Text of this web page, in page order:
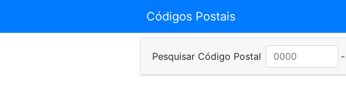
Códigos Postais
Pesquisar Código Postal -